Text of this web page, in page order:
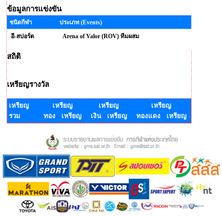
ข้อมูลการแข่งขัน
ชนิดกีฬา
ประเภท (Events)
อี-สปอร์ต
Arena of Valor (ROV) ทีมผสม
สถิติ
เหรียญรางวัล
เหรียญ
รวม
เหรียญ
ทอง เหรียญ
เหรียญ
เงิน เหรียญ
เหรียญ
ทองแดง เหรียญ